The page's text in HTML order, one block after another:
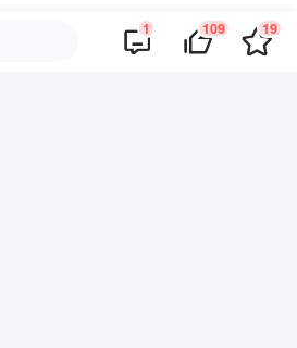
有点让人鼻子发酸。
1 109 19